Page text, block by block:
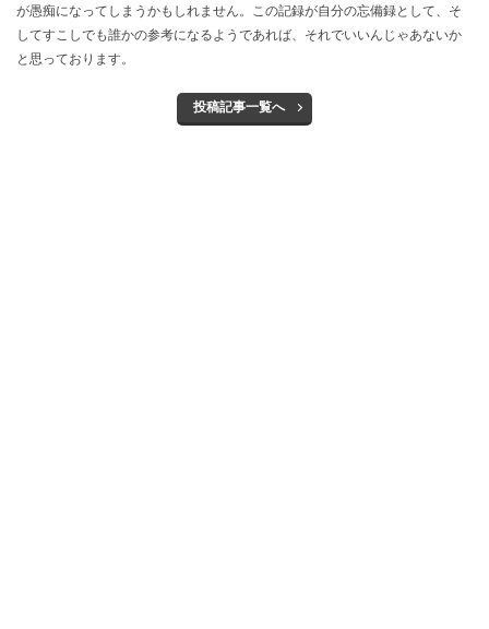
が愚痴になってしまうかもしれません。この記録が自分の忘備録として、そ
してすこしでも誰かの参考になるようであれば、それでいいんじゃあないか
と思っております。
投稿記事一覧へ